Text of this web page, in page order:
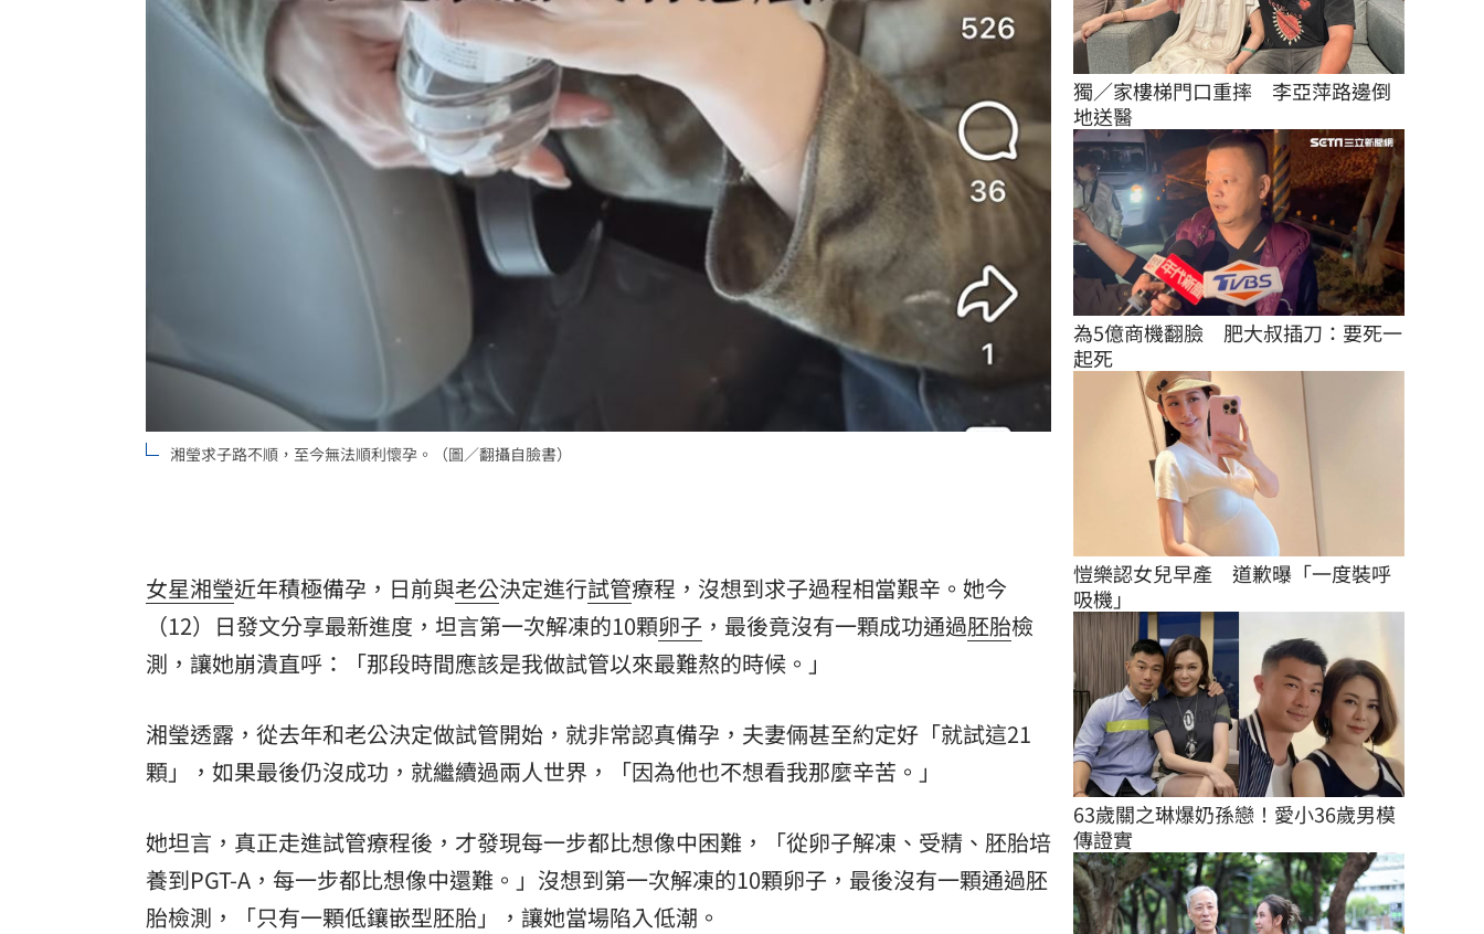
湘瑩求子路不順，至今無法順利懷孕。（圖／翻攝自臉書）
女星湘瑩近年積極備孕，日前與老公決定進行試管療程，沒想到求子過程相當艱辛。她今
（12）日發文分享最新進度，坦言第一次解凍的10顆卵子 ，最後竟沒有一顆成功通過胚胎檢
測，讓她崩潰直呼：「那段時間應該是我做試管以來最難熬的時候。」
湘瑩透露，從去年和老公決定做試管開始，就非常認真備孕，夫妻倆甚至約定好「就試這21
顆」，如果最後仍沒成功，就繼續過兩人世界，「因為他也不想看我那麼辛苦。」
她坦言，真正走進試管療程後，才發現每一步都比想像中困難，「從卵子解凍、受精、胚胎培
養到PGT-A，每一步都比想像中還難。」沒想到第一次解凍的10顆卵子，最後沒有一顆通過胚
胎檢測，「只有一顆低鑲嵌型胚胎」，讓她當場陷入低潮。
獨／家樓梯門口重摔　李亞萍路邊倒
地送醫
為5億商機翻臉　肥大叔插刀：要死一
起死
愷樂認女兒早產　道歉曝「一度裝呼
吸機」
63歲關之琳爆奶孫戀！愛小36歲男模
傳證實